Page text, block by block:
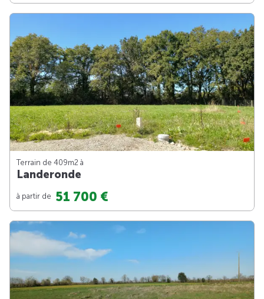
Terrain de 409m2 à
Landeronde
à partir de 51 700 €